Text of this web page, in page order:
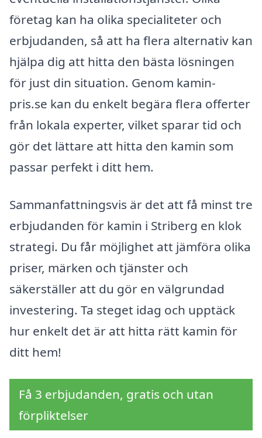
företag kan ha olika specialiteter och
erbjudanden, så att ha flera alternativ kan
hjälpa dig att hitta den bästa lösningen
för just din situation. Genom kamin-
pris.se kan du enkelt begära flera offerter
från lokala experter, vilket sparar tid och
gör det lättare att hitta den kamin som
passar perfekt i ditt hem.
Sammanfattningsvis är det att få minst tre
erbjudanden för kamin i Striberg en klok
strategi. Du får möjlighet att jämföra olika
priser, märken och tjänster och
säkerställer att du gör en välgrundad
investering. Ta steget idag och upptäck
hur enkelt det är att hitta rätt kamin för
ditt hem!
Få 3 erbjudanden, gratis och utan
förpliktelser